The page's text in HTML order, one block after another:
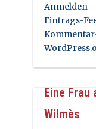
Anmelden
Eintrags-
Eine Frau
Wilmès